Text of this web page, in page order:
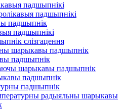
падшыпнікі
падшыпнікі
падшыпнік
падшыпнікі
слізгацення
шарыкавы падшыпнік
падшыпнік
шарыкавы падшыпнік
падшыпнік
падшыпнік
радыяльны шарыкавы